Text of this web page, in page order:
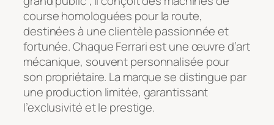
course homologuées pour la route,
destinées à une clientèle passionnée et
fortunée. Chaque Ferrari est une œuvre d’art
mécanique, souvent personnalisée pour
son propriétaire. La marque se distingue par
une production limitée, garantissant
l’exclusivité et le prestige.